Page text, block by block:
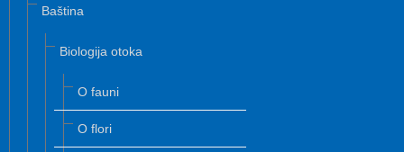
Baština
Biologija otoka
O fauni
O flori